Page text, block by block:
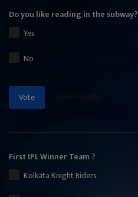
Do you like reading in the subway?
Yes
No
Vote
First IPL Winner Team ?
Kolkata Knight Riders